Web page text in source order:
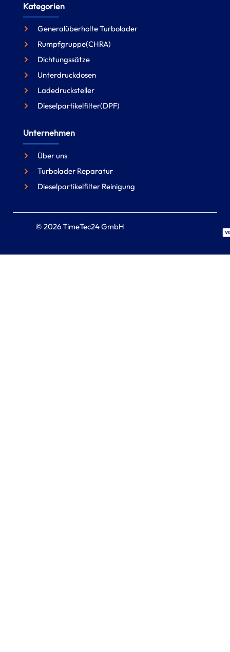
Kategorien
Generalüberholte Turbolader
Rumpfgruppe(CHRA)
Dichtungssätze
Unterdruckdosen
Ladedrucksteller
Dieselpartikelfilter(DPF)
Unternehmen
Über uns
Turbolader Reparatur
Dieselpartikelfilter Reinigung
© 2026 TimeTec24 GmbH